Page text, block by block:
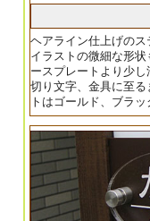
ヘアライン仕上げの
イラストの微細な形
ースプレートより少し
切り文字、金具に至
トはゴールド、ブラ